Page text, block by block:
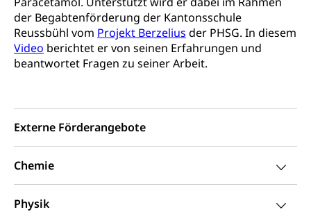
der Begabtenförderung der Kantonsschule
Reussbühl vom Projekt Berzelius der PHSG. In diesem
Video berichtet er von seinen Erfahrungen und
beantwortet Fragen zu seiner Arbeit.
Externe Förderangebote
Chemie
Physik
Strassenverkehrsamt
Verkehr und Infrastruktur vif
Kantonsstrassen
Zivilstand
Geburt, Heirat, Ehe, Partnerschaft, Tod,
Zivilstandsamt, Zivilstandsregiste
Adoptivkind, Adoptiveltern, Adoptionsvermittlung,
Adoptionsverfahren, elterliche Gewalt, elterliche
Sorge
Niederlassungsbewilligung, Aufenthalt,
Niederlassung, Wohnsitz